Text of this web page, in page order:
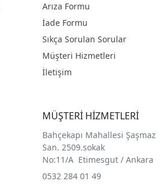
Arıza Formu
İade Formu
Sıkça Sorulan Sorular
Müşteri Hizmetleri
İletişim
MÜŞTERİ HİZMETLERİ
Bahçekapı Mahallesi Şaşmaz
San. 2509.sokak
No:11/A Etimesgut / Ankara
0532 284 01 49